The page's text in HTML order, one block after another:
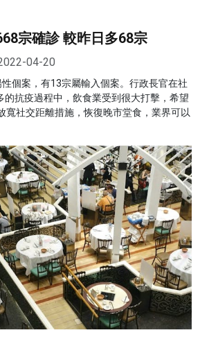
宗確診 較昨日多68宗
04-20
個案，有13宗屬輸入個案。行政長官在社
的抗疫過程中，飲食業受到很大打擊，希望
寬社交距離措施，恢復晚市堂食，業界可以